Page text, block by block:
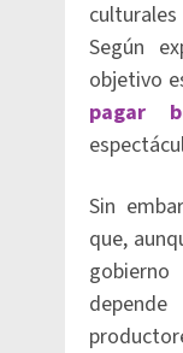
Según
objetivo
pagar
Sin
que,